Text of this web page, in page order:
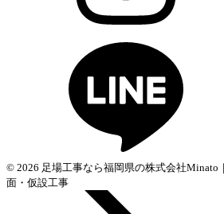
© 2026 足場工事なら福岡県の株式会社Minato
面・仮設工事